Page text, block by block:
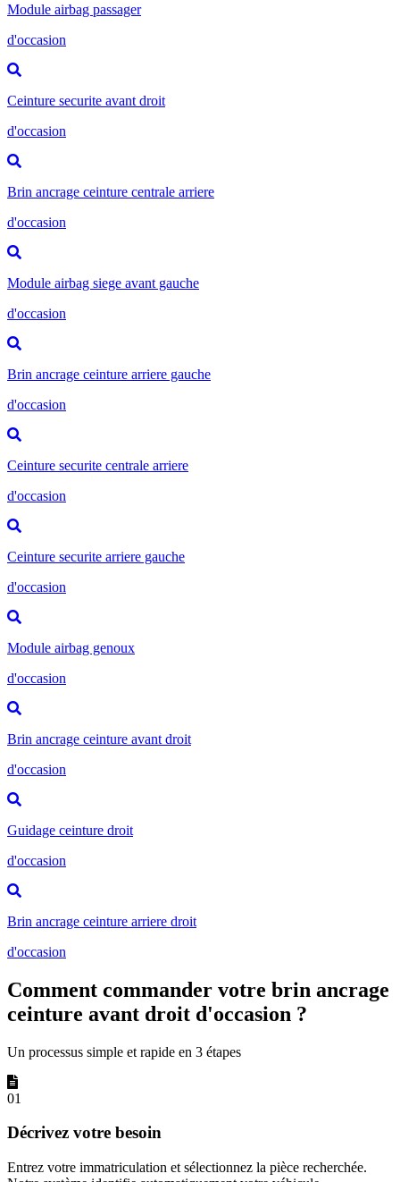
Module airbag passager
d'occasion
Ceinture securite avant droit
d'occasion
Brin ancrage ceinture centrale arriere
d'occasion
Module airbag siege avant gauche
d'occasion
Brin ancrage ceinture arriere gauche
d'occasion
Ceinture securite centrale arriere
d'occasion
Ceinture securite arriere gauche
d'occasion
Module airbag genoux
d'occasion
Brin ancrage ceinture avant droit
d'occasion
Guidage ceinture droit
d'occasion
Brin ancrage ceinture arriere droit
d'occasion
Comment commander votre brin ancrage
ceinture avant droit d'occasion ?
Un processus simple et rapide en 3 étapes
01
Décrivez votre besoin
Entrez votre immatriculation et sélectionnez la pièce recherchée.